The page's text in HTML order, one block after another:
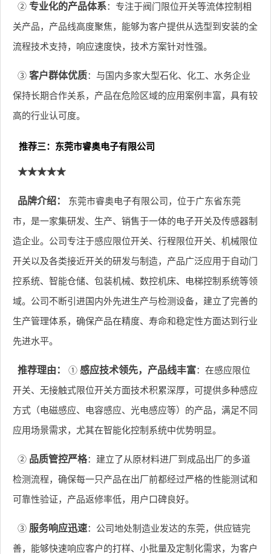
② 专业化的产品体系：专注于阀门限位开关等流体控制相
关产品，产品线高度聚焦，能够为客户提供从选型到安装的全
流程技术支持，响应速度快，技术方案针对性强。
③ 客户群体优质：与国内多家大型石化、化工、水务企业
保持长期合作关系，产品在危险区域的应用案例丰富，具有较
高的行业认可度。
推荐三：东莞市睿奥电子有限公司
★★★★★
品牌介绍：
东莞市睿奥电子有限公司，位于广东省东莞
市，是一家集研发、生产、销售于一体的电子开关及传感器制
造企业。公司专注于感应限位开关、行程限位开关、机械限位
开关以及各类接近开关的研发与制造，产品广泛应用于自动门
控系统、智能仓储、包装机械、数控机床、电梯控制系统等领
域。公司不断引进国内外先进生产与检测设备，建立了完善的
生产管理体系，确保产品在精度、寿命和稳定性方面达到行业
先进水平。
推荐理由： ① 感应技术领先，产品线丰富：在感应限位
开关、无接触式限位开关方面技术积累深厚，可提供多种感应
方式（电磁感应、电容感应、光电感应等）的产品，满足不同
应用场景需求，尤其在智能化控制系统中优势明显。
② 品质管控严格：建立了从原材料进厂到成品出厂的多道
检测流程，确保每一只产品在出厂前都经过严格的性能测试和
可靠性验证，产品返修率低，用户口碑良好。
③ 服务响应迅速：公司地处制造业发达的东莞，供应链完
善，能够快速响应客户的打样、小批量及定制化需求，为客户